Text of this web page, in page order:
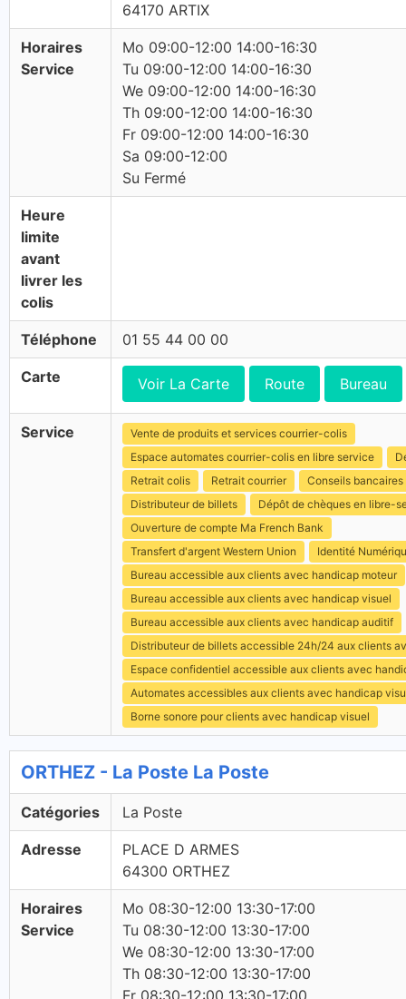
64170 ARTIX
Horaires
Service
Mo 09:00-12:00 14:00-16:30
Tu 09:00-12:00 14:00-16:30
We 09:00-12:00 14:00-16:30
Th 09:00-12:00 14:00-16:30
Fr 09:00-12:00 14:00-16:30
Sa 09:00-12:00
Su Fermé
Heure
limite
avant
livrer les
colis
Téléphone 01 55 44 00 00
Carte Voir La Carte Route Bureau
Service
Vente de produits et services courrier-colis
Espace automates courrier-colis en libre service
Retrait colis
Retrait courrier
Conseils bancaires
Distributeur de billets
Dépôt de chèques en libre-
Ouverture de compte Ma French Bank
Transfert d'argent Western Union
Identité
Bureau accessible aux clients avec handicap moteur
Bureau accessible aux clients avec handicap visuel
Bureau accessible aux clients avec handicap auditif
Distributeur de billets accessible 24h/24 aux clients
Espace confidentiel accessible aux clients avec
Automates accessibles aux clients avec handicap
Borne sonore pour clients avec handicap visuel
ORTHEZ - La Poste La Poste
Catégories La Poste
Adresse
PLACE D ARMES
64300 ORTHEZ
Horaires
Service
Mo 08:30-12:00 13:30-17:00
Tu 08:30-12:00 13:30-17:00
We 08:30-12:00 13:30-17:00
Th 08:30-12:00 13:30-17:00
Fr 08:30-12:00 13:30-17:00